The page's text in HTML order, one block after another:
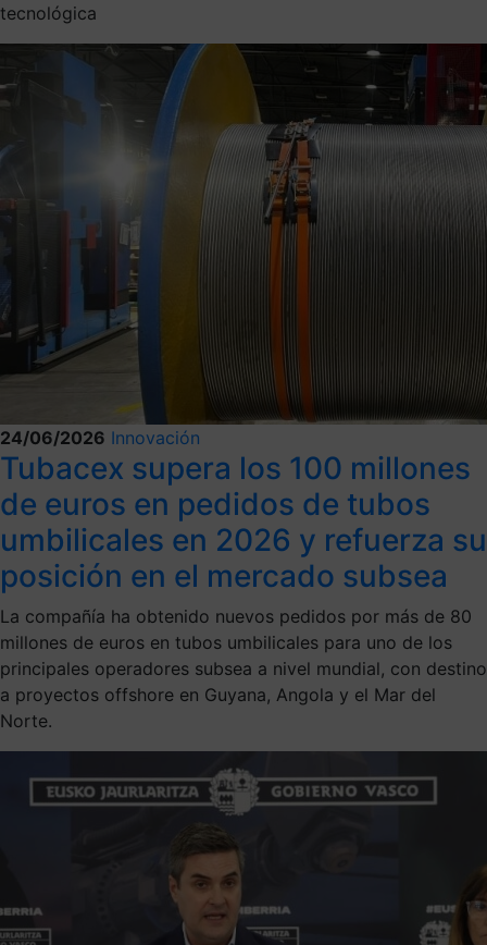
tecnológica
24/06/2026 Innovación
Tubacex supera los 100 millones
de euros en pedidos de tubos
umbilicales en 2026 y refuerza su
posición en el mercado subsea
La compañía ha obtenido nuevos pedidos por más de 80
millones de euros en tubos umbilicales para uno de los
principales operadores subsea a nivel mundial, con destino
a proyectos offshore en Guyana, Angola y el Mar del
Norte.